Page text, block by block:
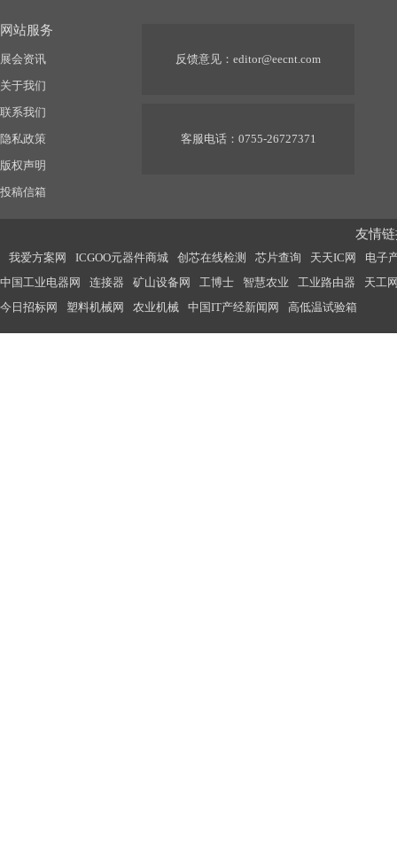
网站服务
展会资讯
关于我们
联系我们
隐私政策
版权声明
投稿信箱
反馈意见： editor@eecnt.com
客服电话：0755-26727371
友情
我爱方案网 ICGOO元器件商城 创芯在线检测 芯片查询 天天IC网
电子
中国工业电器网
连接器 矿山设备网 工博士 智慧农业 工业路由器
天工
今日招标网
塑料机械网 农业机械 中国IT产经新闻网 高低温试验箱